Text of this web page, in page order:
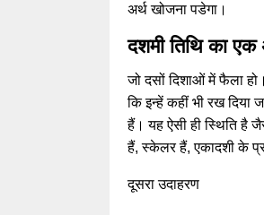
अर्थ खोजना पडेगा।
दशमी तिथि का एक
जो दसों दिशाओं में फैला
कि इन्हें कहीं भी रख
हैं। यह ऐसी ही स्थिति है
हैं, स्केलर हैं, एकादशी के
दूसरा उदाहरण